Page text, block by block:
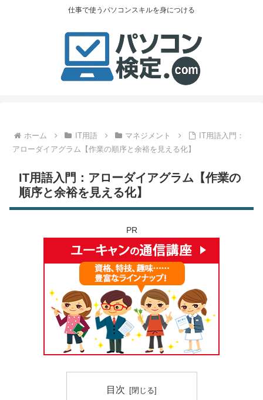
仕事で使うパソコンスキルを身につける
ホーム IT用語 マネジメント
IT用語入門：
アローダイアグラム【作業の順序と余裕を見える化】
IT用語入門：アローダイアグラム【作業の
順序と余裕を見える化】
PR
目次